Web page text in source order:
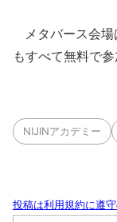
メタバース会場
もすべて無料で参
NIJINアカデミー